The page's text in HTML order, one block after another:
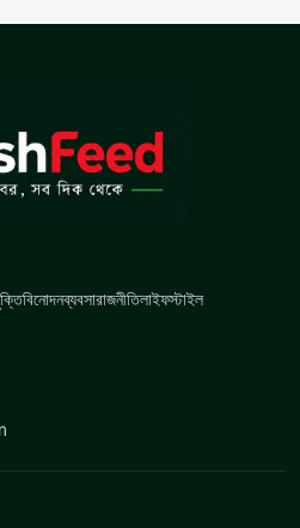
বিনোদনব্যবসারাজনীতিলাইফস্টাইল